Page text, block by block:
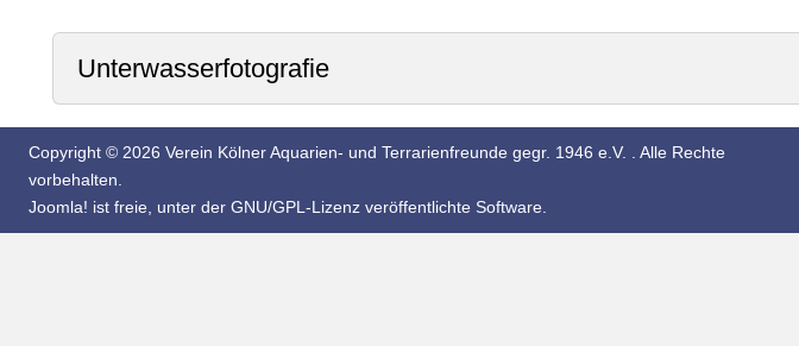
Unterwasserfotografie
Copyright © 2026 Verein Kölner Aquarien- und Terrarienfreunde gegr. 1946 e.V. . Alle Rechte
vorbehalten.
Joomla! ist freie, unter der GNU/GPL-Lizenz veröffentlichte Software.